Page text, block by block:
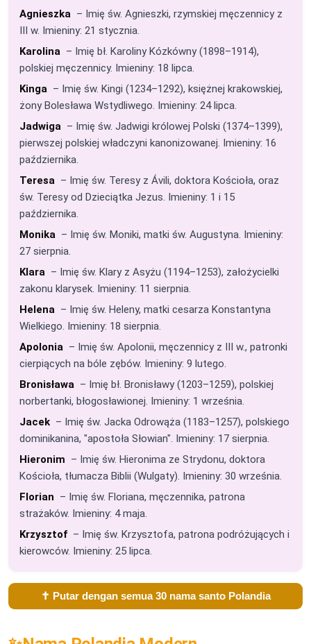
Agnieszka – Imię św. Agnieszki, rzymskiej męczennicy z
III w. Imieniny: 21 stycznia.
Karolina – Imię bł. Karoliny Kózkówny (1898–1914),
polskiej męczennicy. Imieniny: 18 lipca.
Kinga – Imię św. Kingi (1234–1292), księżnej krakowskiej,
żony Bolesława Wstydliwego. Imieniny: 24 lipca.
Jadwiga – Imię św. Jadwigi królowej Polski (1374–1399),
pierwszej polskiej władczyni kanonizowanej. Imieniny: 16
października.
Teresa – Imię św. Teresy z Ávili, doktora Kościoła, oraz
św. Teresy od Dzieciątka Jezus. Imieniny: 1 i 15
października.
Monika – Imię św. Moniki, matki św. Augustyna. Imieniny:
27 sierpnia.
Klara – Imię św. Klary z Asyżu (1194–1253), założycielki
zakonu klarysek. Imieniny: 11 sierpnia.
Helena – Imię św. Heleny, matki cesarza Konstantyna
Wielkiego. Imieniny: 18 sierpnia.
Apolonia – Imię św. Apolonii, męczennicy z III w., patronki
cierpiących na bóle zębów. Imieniny: 9 lutego.
Bronisława – Imię bł. Bronisławy (1203–1259), polskiej
norbertanki, błogosławionej. Imieniny: 1 września.
Jacek – Imię św. Jacka Odrowąża (1183–1257), polskiego
dominikanina, "apostoła Słowian". Imieniny: 17 sierpnia.
Hieronim – Imię św. Hieronima ze Strydonu, doktora
Kościoła, tłumacza Biblii (Wulgaty). Imieniny: 30 września.
Florian – Imię św. Floriana, męczennika, patrona
strażaków. Imieniny: 4 maja.
Krzysztof – Imię św. Krzysztofa, patrona podróżujących i
kierowców. Imieniny: 25 lipca.
✝️ Putar dengan semua 30 nama santo Polandia